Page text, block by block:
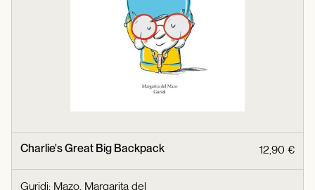
Charlie's Great Big Backpack 12,90 €
Guridi; Mazo, Margarita del